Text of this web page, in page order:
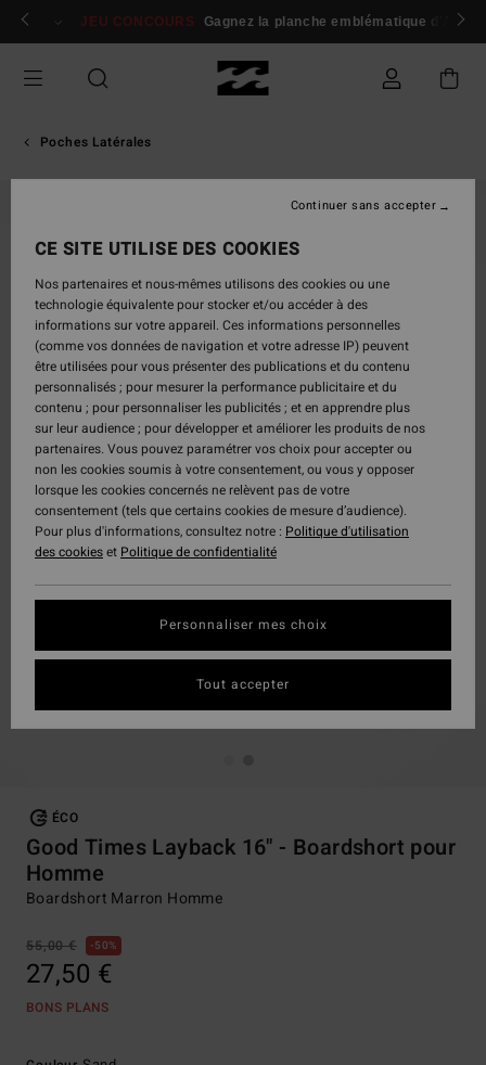
Passer
Se connecter / s'inscrire
JEU CONCOURS Gagnez la planche emblématique d'Andy
Poches Latérales
ÉCO
Good Times Layback 16" - Boardshort pour
Homme
Boardshort Marron Homme
55,00 € 50%
27,50 €
BONS PLANS
CE SITE UTILISE DES COOKIES
Nos partenaires et nous-mêmes utilisons des cookies ou une
technologie équivalente pour stocker et/ou accéder à des
informations sur votre appareil. Ces informations personnelles
(comme vos données de navigation et votre adresse IP) peuvent
être utilisées pour vous présenter des publications et du contenu
personnalisés ; pour mesurer la performance publicitaire et du
contenu ; pour personnaliser les publicités ; et en apprendre plus
sur leur audience ; pour développer et améliorer les produits de nos
partenaires. Vous pouvez paramétrer vos choix pour accepter ou
non les cookies soumis à votre consentement, ou vous y opposer
lorsque les cookies concernés ne relèvent pas de votre
consentement (tels que certains cookies de mesure d’audience).
Pour plus d'informations, consultez notre : Politique d'utilisation
des cookieset Politique de confidentialité
Personnaliser mes choix
Continuer sans accepter
Tout accepter